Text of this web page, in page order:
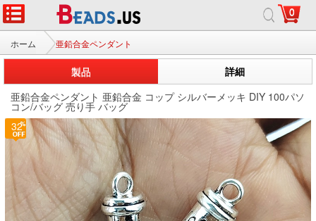
0
ホーム 亜鉛合金ペンダント
製品
詳細
亜鉛合金ペンダント 亜鉛合金 コップ シルバーメッキ DIY 100パソ
コン/バッグ 売り手 バッグ
32